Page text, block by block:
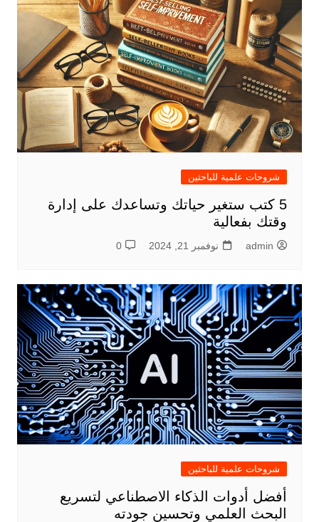
شروحات علمية للباحثين
5 كتب ستغير حياتك وتساعدك على إدارة
وقتك بفعالية
admin نوفمبر 21, 2024 0
شروحات علمية للباحثين
أفضل أدوات الذكاء الاصطناعي لتسريع
البحث العلمي وتحسين جودته